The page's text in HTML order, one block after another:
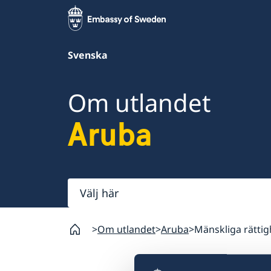
Svenska
Om utlandet
Aruba
Välj
här
Om utlandet Aruba Mänskliga